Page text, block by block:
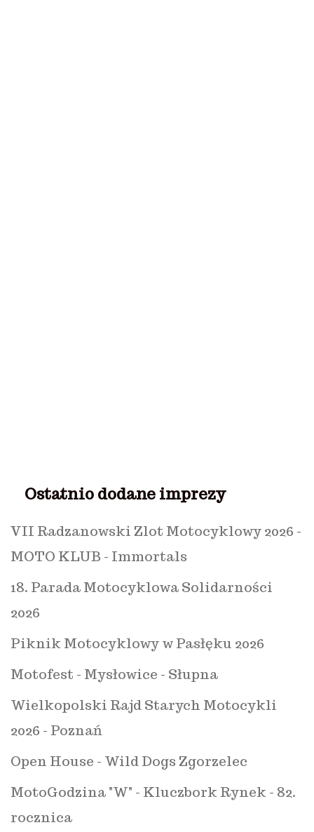
Ostatnio dodane imprezy
VII Radzanowski Zlot Motocyklowy 2026 -
MOTO KLUB - Immortals
18. Parada Motocyklowa Solidarności
2026
Piknik Motocyklowy w Pasłęku 2026
Motofest - Mysłowice - Słupna
Wielkopolski Rajd Starych Motocykli
2026 - Poznań
Open House - Wild Dogs Zgorzelec
MotoGodzina "W" - Kluczbork Rynek - 82.
rocznica